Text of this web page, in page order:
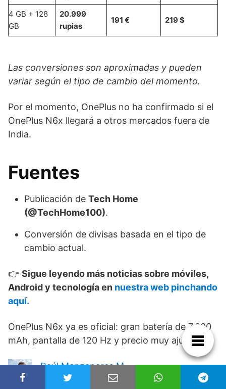
4 GB + 128
GB
20.999
rupias
191 € 219 $
Las conversiones son aproximadas y pueden
variar según el tipo de cambio del momento.
Por el momento, OnePlus no ha confirmado si el
OnePlus N6x llegará a otros mercados fuera de
India.
Fuentes
Publicación de Tech Home
(@TechHome100).
Conversión de divisas basada en el tipo de
cambio actual.
👉 Sigue leyendo más noticias sobre móviles,
Android y tecnología en nuestra web pinchando
aquí.
OnePlus N6x ya es oficial: gran batería de 7.000
mAh, pantalla de 120 Hz y precio muy ajustado
Raúl Manzanares M.